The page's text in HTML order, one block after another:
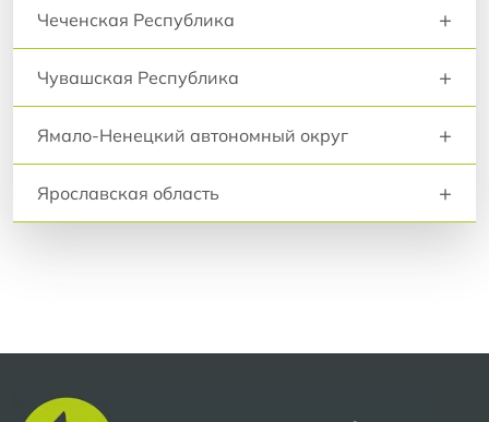
Чеченская Республика +
Чувашская Республика +
Ямало-Ненецкий автономный округ +
Ярославская область +